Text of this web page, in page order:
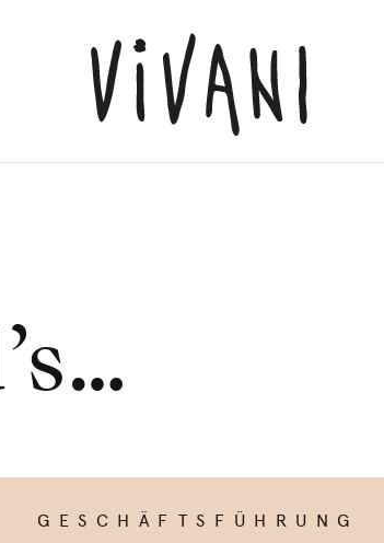
GESCHÄFTSFÜHRUNG